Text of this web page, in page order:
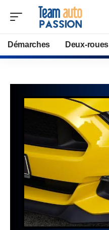
Démarches Deux-roues